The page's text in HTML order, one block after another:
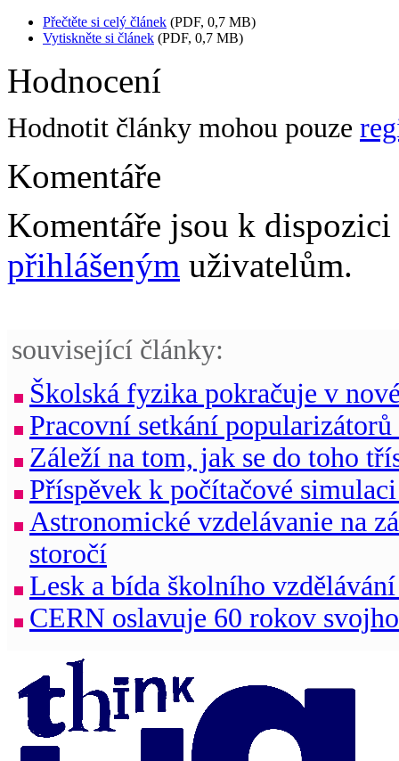
Přečtěte si celý článek (PDF, 0,7 MB)
Vytiskněte si článek (PDF, 0,7 MB)
Hodnocení
Hodnotit články mohou pouze
Komentáře
Komentáře jsou k
přihlášeným uživatelům.
související články:
Školská fyzika pokračuje v
Pracovní setkání
Záleží na tom, jak se do toho
Příspěvek k počítačové
Astronomické vzdelávanie na
storočí
Lesk a bída školního
CERN oslavuje 60 rokov